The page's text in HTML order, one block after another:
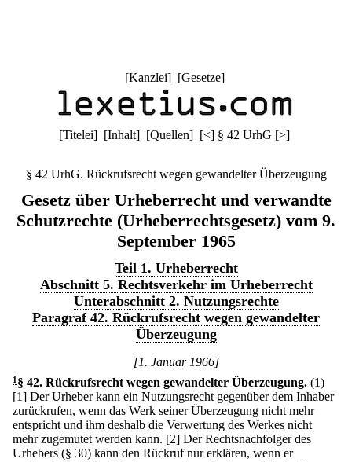
[Kanzlei] [Gesetze]
[Titelei] [Inhalt] [Quellen] [<] § 42 UrhG [>]
§ 42 UrhG. Rückrufsrecht wegen gewandelter Überzeugung
Gesetz über Urheberrecht und verwandte
Schutzrechte (Urheberrechtsgesetz) vom 9.
September 1965
Teil 1. Urheberrecht
Abschnitt 5. Rechtsverkehr im Urheberrecht
Unterabschnitt 2. Nutzungsrechte
Paragraf 42. Rückrufsrecht wegen gewandelter
Überzeugung
[1. Januar 1966]
1 § 42. Rückrufsrecht wegen gewandelter Überzeugung. (1)
[1] Der Urheber kann ein Nutzungsrecht gegenüber dem Inhaber
zurückrufen, wenn das Werk seiner Überzeugung nicht mehr
entspricht und ihm deshalb die Verwertung des Werkes nicht
mehr zugemutet werden kann. [2] Der Rechtsnachfolger des
Urhebers (§ 30) kann den Rückruf nur erklären, wenn er